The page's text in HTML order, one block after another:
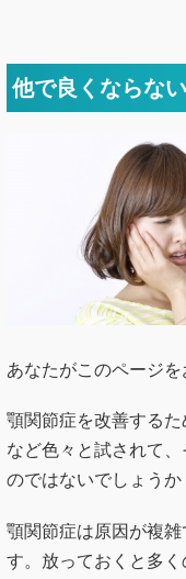
他で良くならな
あなたがこのページを
顎関節症を改善する
など色々と試されて
のではないでしょうか
顎関節症は原因が複
す。放っておくと多